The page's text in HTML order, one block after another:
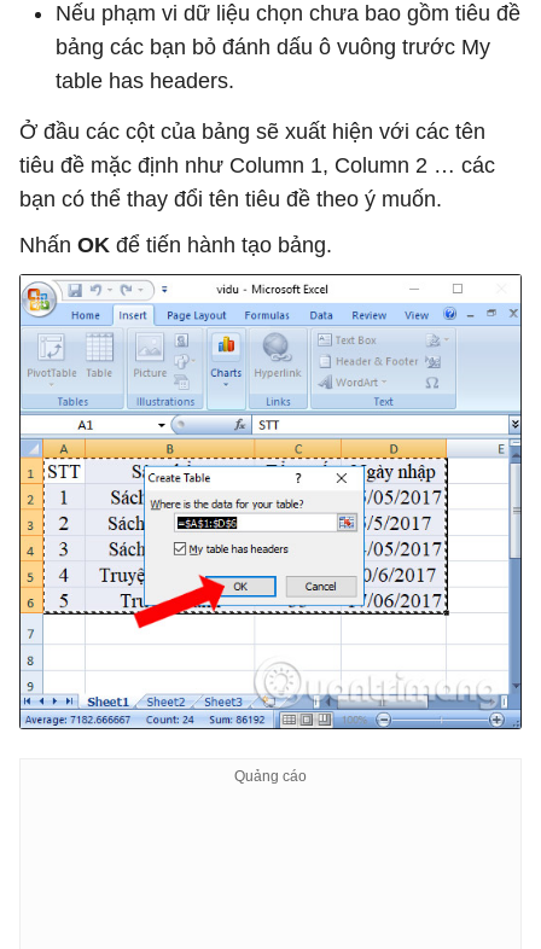
Nếu phạm vi dữ liệu chọn chưa bao gồm tiêu đề
bảng các bạn bỏ đánh dấu ô vuông trước My
table has headers.
Ở đầu các cột của bảng sẽ xuất hiện với các tên
tiêu đề mặc định như Column 1, Column 2 … các
bạn có thể thay đổi tên tiêu đề theo ý muốn.
Nhấn OK để tiến hành tạo bảng.